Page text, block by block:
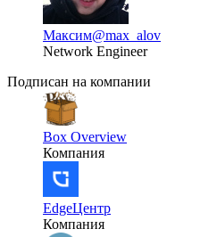
Максим@max_alov
Network Engineer
Подписан на компании
Box Overview
Компания
EdgeЦентр
Компания